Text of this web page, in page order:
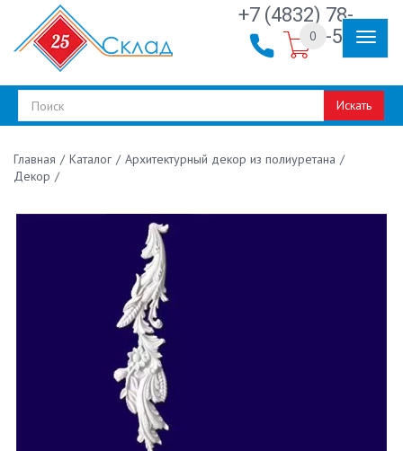
+7 (4832) 78-
30-50
Искать
0
Главная / Каталог / Архитектурный декор из полиуретана /
Декор /